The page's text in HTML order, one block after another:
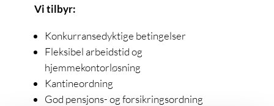
Vi tilbyr:
Konkurransedyktige betingelser
Fleksibel arbeidstid og
hjemmekontorløsning
Kantineordning
God pensjons- og forsikringsordning